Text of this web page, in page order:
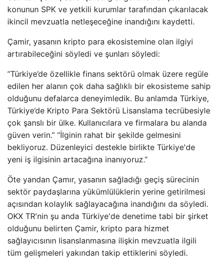
konunun SPK ve yetkili kurumlar tarafından çıkarılacak
ikincil mevzuatla netleşeceğine inandığını kaydetti.
Çamir, yasanın kripto para ekosistemine olan ilgiyi
artırabileceğini söyledi ve şunları söyledi:
“Türkiye’de özellikle finans sektörü olmak üzere regüle
edilen her alanın çok daha sağlıklı bir ekosisteme sahip
olduğunu defalarca deneyimledik. Bu anlamda Türkiye,
Türkiye’de Kripto Para Sektörü Lisanslama tecrübesiyle
çok şanslı bir ülke. Kullanıcılara ve firmalara bu alanda
güven verin.” “İlginin rahat bir şekilde gelmesini
bekliyoruz. Düzenleyici destekle birlikte Türkiye'de
yeni iş ilgisinin artacağına inanıyoruz.”
Öte yandan Çamır, yasanın sağladığı geçiş sürecinin
sektör paydaşlarına yükümlülüklerin yerine getirilmesi
açısından kolaylık sağlayacağına inandığını da söyledi.
OKX TR'nin şu anda Türkiye'de denetime tabi bir şirket
olduğunu belirten Çamir, kripto para hizmet
sağlayıcısının lisanslanmasına ilişkin mevzuatla ilgili
tüm gelişmeleri yakından takip ettiklerini söyledi.